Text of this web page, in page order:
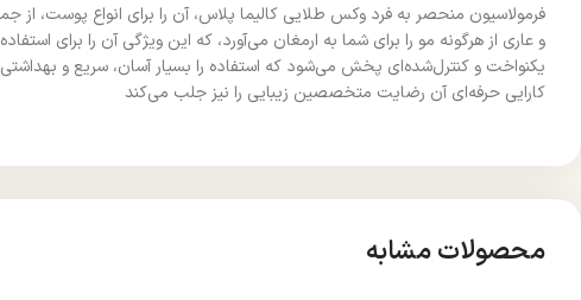
فرمولاسیون منحصر به فرد وکس طلایی کالیما پلاس، آن را برای انواع پوست،
و عاری از هرگونه مو را برای شما به ارمغان می‌آورد، که این ویژگی آن را
یکنواخت و کنترل‌شده‌ای پخش می‌شود که استفاده را بسیار آسان، سریع و بهداشتی
کارایی حرفه‌ای آن رضایت متخصصین زیبایی را نیز جلب می‌کند
محصولات مشابه